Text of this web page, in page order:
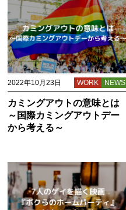
2022年10月23日 NEWS
WORK
カミングアウトの意味とは
～国際カミングアウトデー
から考える～